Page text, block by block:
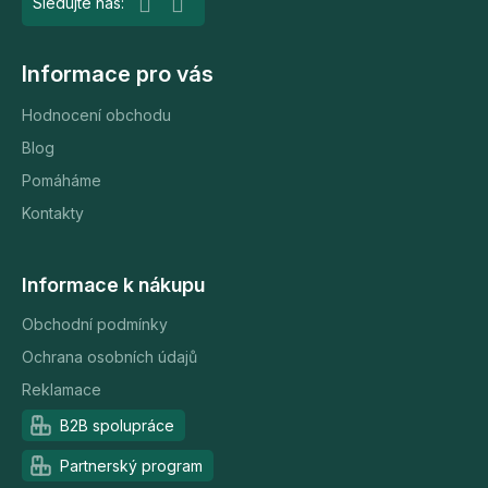
Informace pro vás
Hodnocení obchodu
Blog
Pomáháme
Kontakty
Informace k nákupu
Obchodní podmínky
Ochrana osobních údajů
Reklamace
B2B spolupráce
Partnerský program